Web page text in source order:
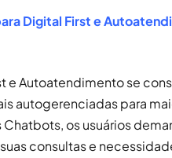
Digital First e
e Autoatendimento se
autogerenciadas para
os usuários
consultas e